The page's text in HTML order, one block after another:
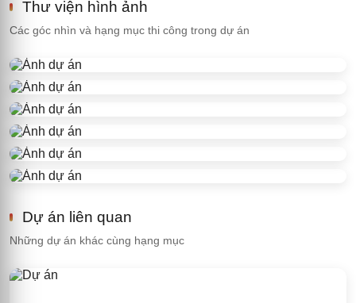
Thư viện hình ảnh
Các góc nhìn và hạng mục thi công trong dự án
Dự án liên quan
Những dự án khác cùng hạng mục